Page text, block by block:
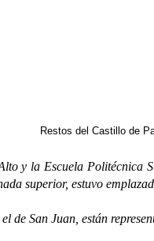
Restos del Castillo de
y la Escuela Politécnica
superior, estuvo
San Juan, están